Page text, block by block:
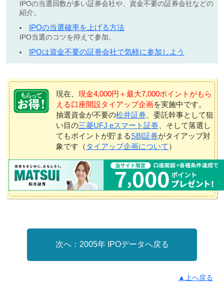
IPOの当選回数が多い証券会社や、資金不要の証券会社などの
紹介。
IPOの当選確率を上げる方法
IPO当選のコツを抑えて参加。
IPOは資金不要の証券会社で気軽に参加しよう
現在、 現金4,000円＋最大7,000ポイントがもら
える口座開設タイアップ企画を実施中です。
抽選資金が不要の松井証券 、委託幹事として狙
い目の三菱UFJ eスマート証券 、そして落選し
てもポイントが貯まるSBI証券がタイアップ対
象です（ タイアップ企画について ）
2005年 IPOデータへ戻る
▲上へ戻る